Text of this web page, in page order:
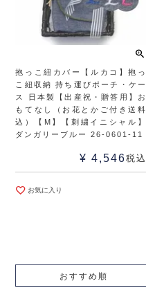
抱っこ紐カバー【ルカコ】抱っ
こ紐収納 持ち運びポーチ・ケー
ス 日本製【出産祝・贈答用】お
もてなし（お花とかご付き送料
込）【M】【刺繍イニシャル】
ダンガリーブルー 26-0601-11
¥ 4,546税込
お気に入り
おすすめ順